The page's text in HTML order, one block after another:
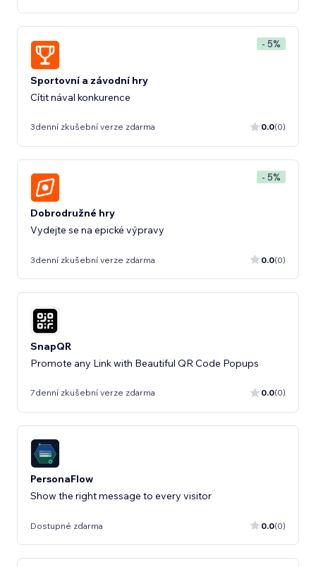
- 5%
Sportovní a závodní hry
Cítit nával konkurence
3denní zkušební verze zdarma 0.0(0)
- 5%
Dobrodružné hry
Vydejte se na epické výpravy
3denní zkušební verze zdarma 0.0(0)
SnapQR
Promote any Link with Beautiful QR Code Popups
7denní zkušební verze zdarma 0.0(0)
PersonaFlow
Show the right message to every visitor
Dostupné zdarma 0.0(0)